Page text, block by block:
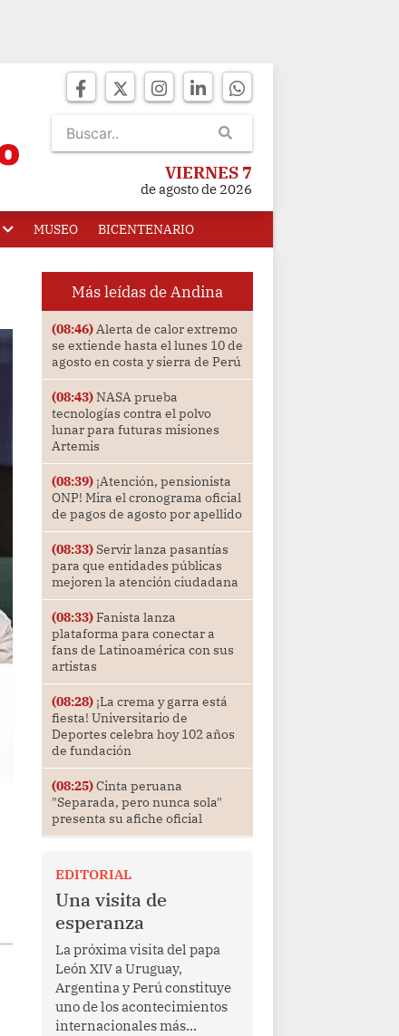
VIERNES 7
de agosto de 2026
MUSEO BICENTENARIO
Más leídas de Andina
(08:46)Alerta de calor extremo
se extiende hasta el lunes 10 de
agosto en costa y sierra de Perú
(08:43)NASA prueba
tecnologías contra el polvo
lunar para futuras misiones
Artemis
(08:39)¡Atención, pensionista
ONP! Mira el cronograma oficial
de pagos de agosto por apellido
(08:33)Servir lanza pasantías
para que entidades públicas
mejoren la atención ciudadana
(08:33)Fanista lanza
plataforma para conectar a
fans de Latinoamérica con sus
artistas
(08:28)¡La crema y garra está
fiesta! Universitario de
Deportes celebra hoy 102 años
de fundación
(08:25)Cinta peruana
"Separada, pero nunca sola"
presenta su afiche oficial
EDITORIAL
Una visita de
esperanza
La próxima visita del papa
León XIV a Uruguay,
Argentina y Perú constituye
uno de los acontecimientos
internacionales más